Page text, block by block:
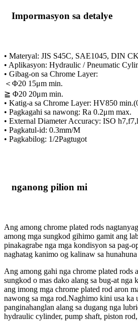
Impormasyon sa detalye
• Materyal: JIS S45C, SAE1045, DIN
• Aplikasyon: Hydraulic / Pneumatic
• Gibag-on sa Chrome Layer:
＜Φ20 15μm min.
≧ Φ20 20μm min.
• Katig-a sa Chrome Layer: HV850
• Pagkagahi sa nawong: Ra 0.2μm max.
• External Diameter Accuracy: ISO
• Pagkatul-id: 0.3mm/M
• Pagkabilog: 1/2Pagtugot
nganong pilion mi
Ang among chrome plated rods
among mga sungkod gihimo gamit ang
pinakagrabe nga mga kondisyon sa pag-
naghatag kanimo og kalinaw sa
Ang among gahi nga chrome plated rods
sungkod o mas dako alang sa bug-at
ang imong mga chrome plated rod aron
nawong sa mga rod.Naghimo kini usa ka
panginahanglan alang sa dugang nga
hydraulic cylinder, pump shaft, piston